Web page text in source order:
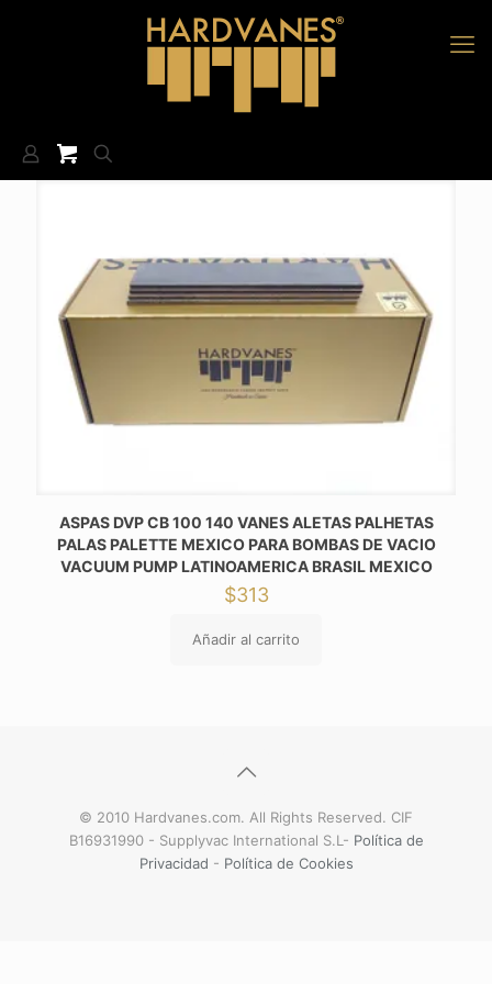
ASPAS DVP CB 100 140 VANES ALETAS PALHETAS
PALAS PALETTE MEXICO PARA BOMBAS DE VACIO
VACUUM PUMP LATINOAMERICA BRASIL MEXICO
$313
Añadir al carrito
© 2010 Hardvanes.com. All Rights Reserved. CIF
B16931990 - Supplyvac International S.L- Política de
Privacidad - Política de Cookies